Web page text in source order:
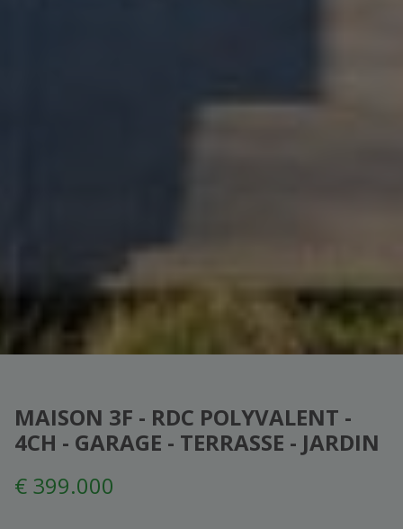
MAISON 3F - RDC POLYVALENT -
4CH - GARAGE - TERRASSE - JARDIN
€ 399.000